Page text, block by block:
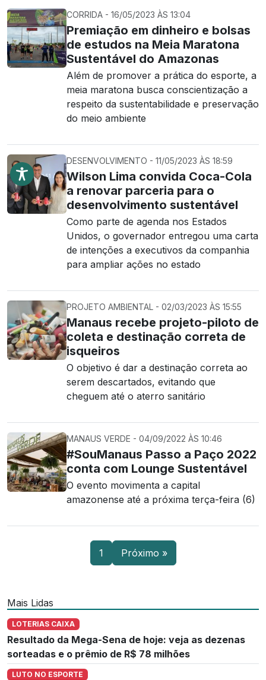
CORRIDA - 16/05/2023 ÀS 13:04
Premiação em dinheiro e bolsas
de estudos na Meia Maratona
Sustentável do Amazonas
Além de promover a prática do esporte, a
meia maratona busca conscientização a
respeito da sustentabilidade e preservação
do meio ambiente
DESENVOLVIMENTO - 11/05/2023 ÀS 18:59
Wilson Lima convida Coca-Cola
a renovar parceria para o
desenvolvimento sustentável
Como parte de agenda nos Estados
Unidos, o governador entregou uma carta
de intenções a executivos da companhia
para ampliar ações no estado
PROJETO AMBIENTAL - 02/03/2023 ÀS 15:55
Manaus recebe projeto-piloto de
coleta e destinação correta de
isqueiros
O objetivo é dar a destinação correta ao
serem descartados, evitando que
cheguem até o aterro sanitário
MANAUS VERDE - 04/09/2022 ÀS 10:46
#SouManaus Passo a Paço 2022
conta com Lounge Sustentável
O evento movimenta a capital
amazonense até a próxima terça-feira (6)
1 Próximo »
Mais Lidas
LOTERIAS CAIXA
Resultado da Mega-Sena de hoje: veja as dezenas
sorteadas e o prêmio de R$ 78 milhões
LUTO NO ESPORTE